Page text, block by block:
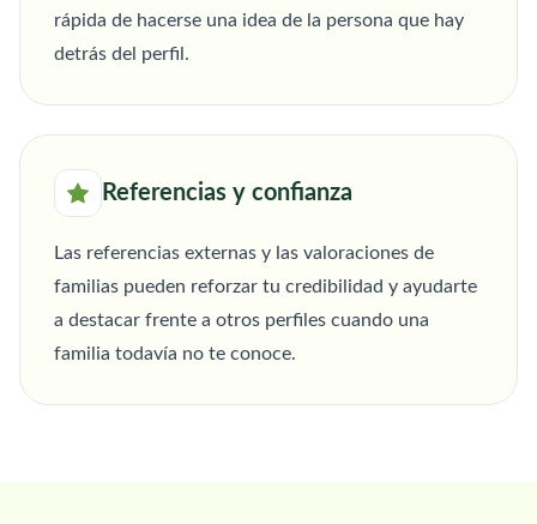
rápida de hacerse una idea de la persona que hay
detrás del perfil.
Referencias y confianza
Las referencias externas y las valoraciones de
familias pueden reforzar tu credibilidad y ayudarte
a destacar frente a otros perfiles cuando una
familia todavía no te conoce.